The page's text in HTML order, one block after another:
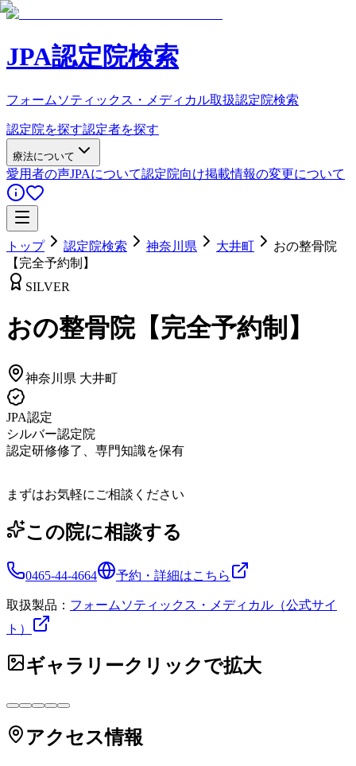
JPA認定院検索
フォームソティックス・メディカル取扱認定院検索
認定院を探す認定者を探す
療法について
愛用者の声JPAについて認定院向け掲載情報の変更について
トップ 認定院検索 神奈川県 大井町
おの整骨院
【完全予約制】
SILVER
おの整骨院【完全予約制】
神奈川県 大井町
JPA認定
シルバー認定院
認定研修修了、専門知識を保有
まずはお気軽にご相談ください
この院に相談する
0465-44-4664 予約・詳細はこちら
取扱製品： フォームソティックス・メディカル（公式サイ
ト）
ギャラリークリックで拡大
アクセス情報